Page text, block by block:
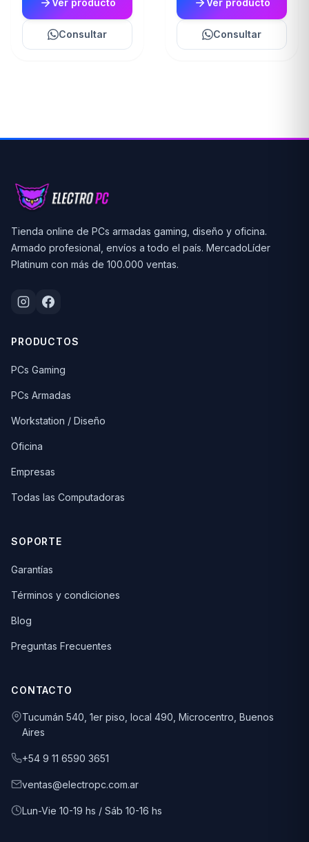
Consultar Consultar
Tienda online de PCs armadas gaming, diseño y oficina.
Armado profesional, envíos a todo el país. MercadoLíder
Platinum con más de 100.000 ventas.
PRODUCTOS
PCs Gaming
PCs Armadas
Workstation / Diseño
Oficina
Empresas
Todas las Computadoras
SOPORTE
Garantías
Términos y condiciones
Blog
Preguntas Frecuentes
CONTACTO
Tucumán 540, 1er piso, local 490, Microcentro, Buenos
Aires
+54 9 11 6590 3651
ventas@electropc.com.ar
Lun-Vie 10-19 hs / Sáb 10-16 hs